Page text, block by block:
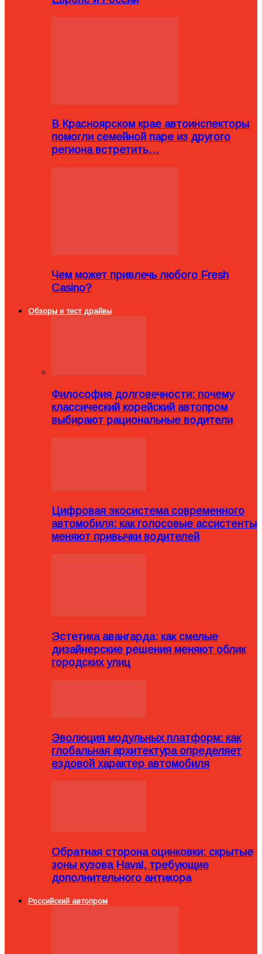
В Красноярском крае автоинспекторы
помогли семейной паре из другого
региона встретить…
Чем может привлечь любого Fresh
Casino?
Обзоры и тест драйвы
Философия долговечности: почему
классический корейский автопром
выбирают рациональные водители
Цифровая экосистема современного
автомобиля: как голосовые ассистенты
меняют привычки водителей
Эстетика авангарда: как смелые
дизайнерские решения меняют облик
городских улиц
Эволюция модульных платформ: как
глобальная архитектура определяет
ездовой характер автомобиля
Обратная сторона оцинковки: скрытые
зоны кузова Haval, требующие
дополнительного антикора
Российский автопром